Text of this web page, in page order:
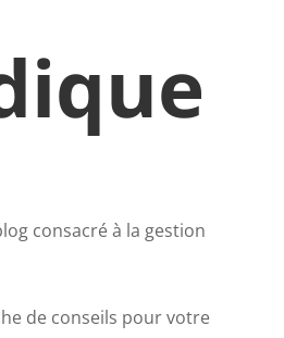
consacré à la gestion
de conseils pour votre